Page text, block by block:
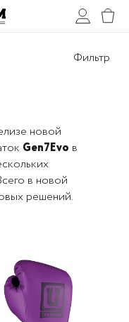
Фильтр
новой
Gen7Evo в
в новой
решений.